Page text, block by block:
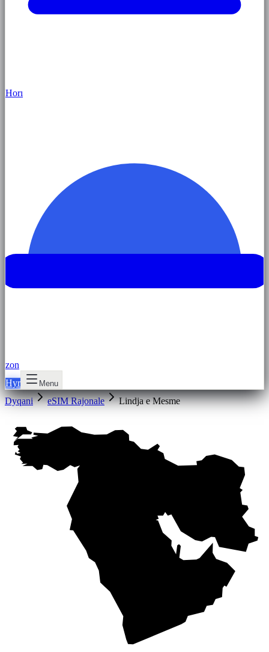
Horı
zon
Hyr
Menu
Dyqani eSIM Rajonale Lindja e Mesme